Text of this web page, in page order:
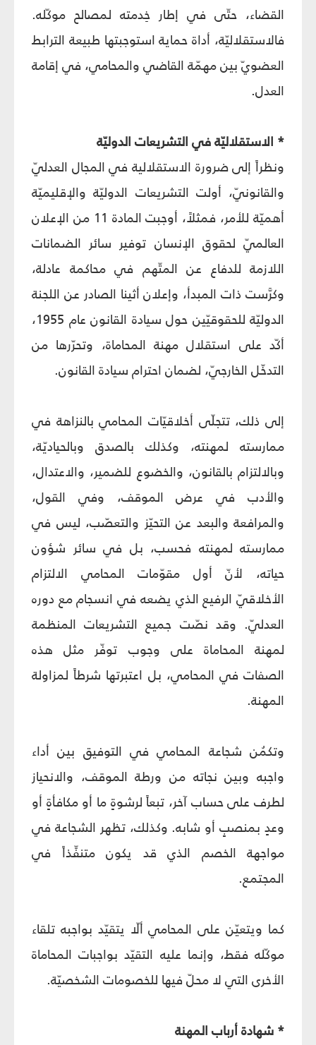
القضاء، حتّى في إطار خِدمته لمصالح موكّله.
فالاستقلاليّة، أداة حماية استوجبتها طبيعة الترابط
العضويّ بين مهمّة القاضي والمحامي، في إقامة
العدل.
* الاستقلاليّة في التشريعات الدوليّة
ونظراً إلى ضرورة الاستقلالية في المجال العدليّ
والقانونيّ، أولت التشريعات الدوليّة والإقليميّة
أهميّة للأمر، فمثلاً، أوجبت المادة 11 من الإعلان
العالميّ لحقوق الإنسان توفير سائر الضمانات
اللازمة للدفاع عن المتّهم في محاكمة عادلة،
وكرَّست ذات المبدأ، وإعلان أثينا الصادر عن اللجنة
الدوليّة للحقوقيّين حول سيادة القانون عام 1955،
أكّد على استقلال مهنة المحاماة، وتحرّرها من
التدخّل الخارجيّ، لضمان احترام سيادة القانون.
إلى ذلك، تتجلّى أخلاقيّات المحامي بالنزاهة في
ممارسته لمهنته، وكذلك بالصدق وبالحياديّة،
وبالالتزام بالقانون، والخضوع للضمير، والاعتدال،
والأدب في عرض الموقف، وفي القول،
والمرافعة والبعد عن التحيّز والتعصّب، ليس في
ممارسته لمهنته فحسب، بل في سائر شؤون
حياته، لأنّ أول مقوّمات المحامي الالتزام
الأخلاقيّ الرفيع الذي يضعه في انسجام مع دوره
العدليّ. وقد نصّت جميع التشريعات المنظمة
لمهنة المحاماة على وجوب توفّر مثل هذه
الصفات في المحامي، بل اعتبرتها شرطاً لمزاولة
المهنة.
وتكمُن شجاعة المحامي في التوفيق بين أداء
واجبه وبين نجاته من ورطة الموقف، والانحياز
لطرف على حساب آخر، تبعاً لرشوةٍ ما أو مكافأةٍ أو
وعدٍ بمنصبٍ أو شابه. وكذلك، تظهر الشجاعة في
مواجهة الخصم الذي قد يكون متنفِّذاً في
المجتمع.
كما ويتعيّن على المحامي ألّا يتقيّد بواجبه تلقاء
موكّله فقط، وإنما عليه التقيّد بواجبات المحاماة
الأخرى التي لا محلّ فيها للخصومات الشخصيّة.
* شهادة أرباب المهنة